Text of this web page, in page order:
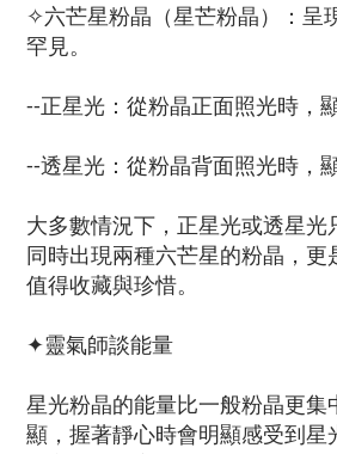
✧六芒星粉晶（星芒粉晶）：呈
罕見。
--正星光：從粉晶正面照光時，
--透星光：從粉晶背面照光時，
大多數情況下，正星光或透星光
同時出現兩種六芒星的粉晶，更
值得收藏與珍惜。
✦靈氣師談能量
星光粉晶的能量比一般粉晶更集
顯，握著靜心時會明顯感受到星